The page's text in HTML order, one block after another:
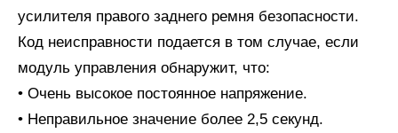
усилителя правого заднего ремня безопасности.
Код неисправности подается в том случае, если
модуль управления обнаружит, что:
• Очень высокое постоянное напряжение.
• Неправильное значение более 2,5 секунд.